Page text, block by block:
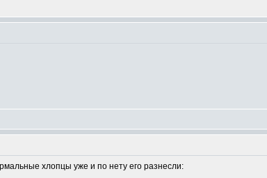
хлопцы уже и по нету его разнесли: